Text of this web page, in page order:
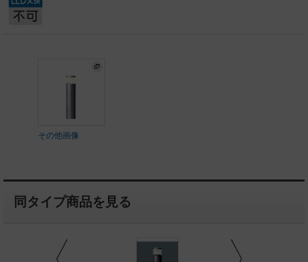
その他画像
同タイプ商品を見る